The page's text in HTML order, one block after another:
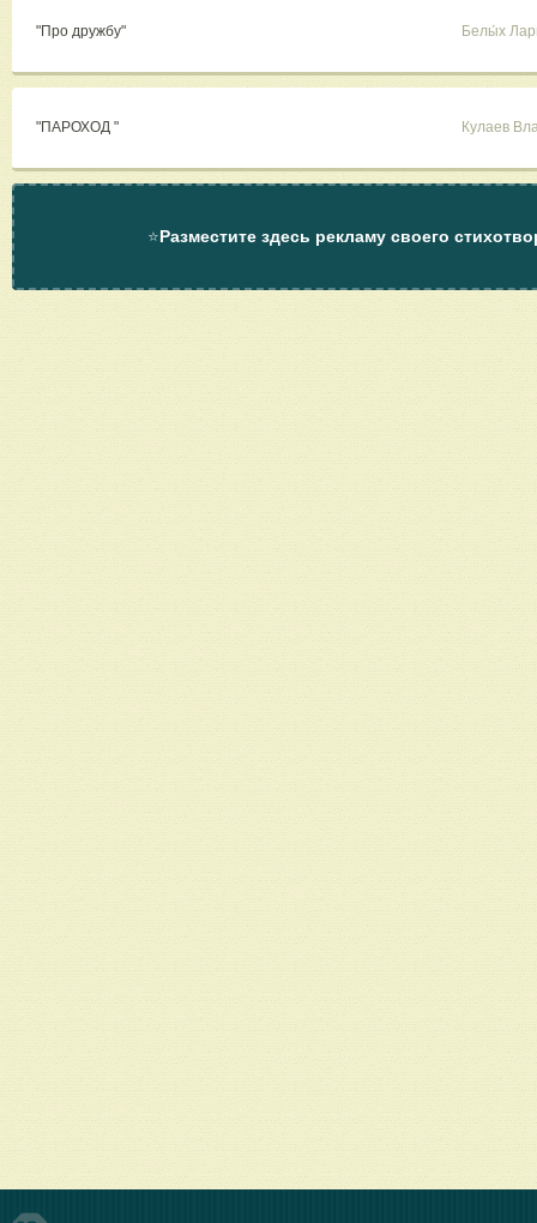
"Про дружбу" Белы́х
"ПАРОХОД " Кулаев
⭐Разместите здесь рекламу своего